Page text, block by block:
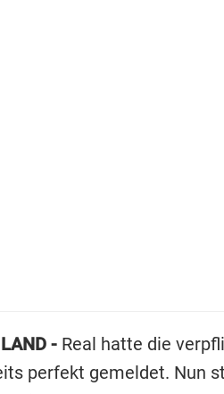
- Real hatte die
perfekt gemeldet. Nun